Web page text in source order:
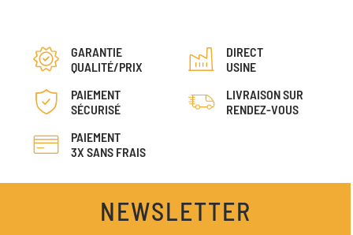
GARANTIE
QUALITÉ/PRIX
DIRECT
USINE
PAIEMENT
SÉCURISÉ
LIVRAISON SUR
RENDEZ-VOUS
PAIEMENT
3X SANS FRAIS
NEWSLETTER